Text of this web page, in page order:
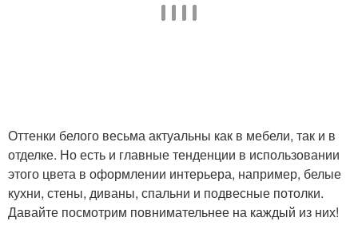
Белый стиль Стиль в интерьере
Оттенки белого весьма актуальны как в мебели, так и в
отделке. Но есть и главные тенденции в использовании
этого цвета в оформлении интерьера, например, белые
кухни, стены, диваны, спальни и подвесные потолки.
Давайте посмотрим повнимательнее на каждый из них!